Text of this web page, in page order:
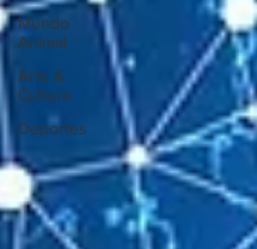
Mundo
Animal
Arte &
Cultura
Deportes